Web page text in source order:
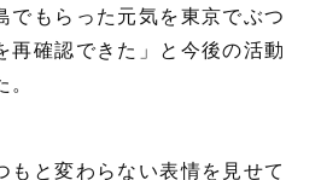
でもらった元気を東京でぶつ
再確認できた」と今後の活動
もと変わらない表情を見せて